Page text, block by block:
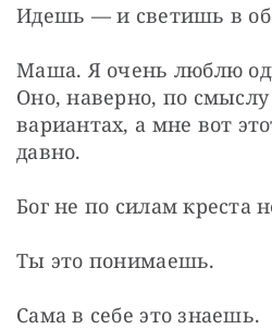
Идешь — и светишь в
Маша. Я очень люблю
Оно, наверно, по
вариантах, а мне вот
давно.
Бог не по силам креста
Ты это понимаешь.
Сама в себе это знаешь.